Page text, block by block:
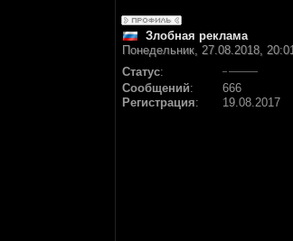
Злобная реклама
Понедельник, 27.08.2018,
Статус:
Сообщений:
666
Регистрация: 19.08.2017